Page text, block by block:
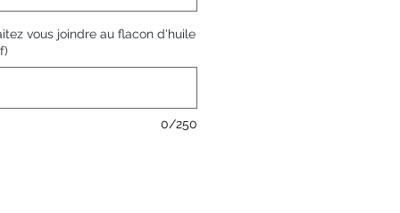
vous joindre au flacon d'huile
0/250